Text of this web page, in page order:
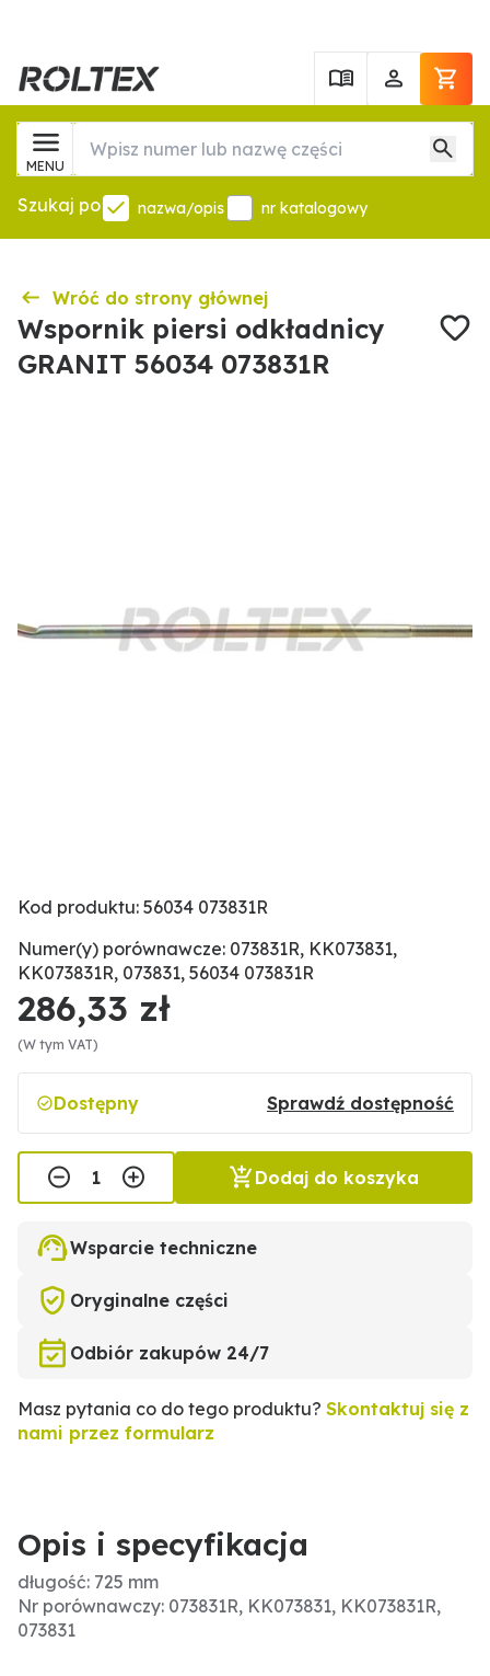
MENU
Szukaj po nazwa/opis nr katalogowy
Wróć do strony głównej
Wspornik piersi odkładnicy
GRANIT 56034 073831R
Kod produktu: 56034 073831R
Numer(y) porównawcze: 073831R, KK073831,
KK073831R, 073831, 56034 073831R
286,33 zł
(W tym VAT)
Dostępny Sprawdź dostępność
Dodaj do koszyka
Wsparcie techniczne
Oryginalne części
Odbiór zakupów 24/7
Masz pytania co do tego produktu? Skontaktuj się z
nami przez formularz
Opis i specyfikacja
długość: 725 mm
Nr porównawczy: 073831R, KK073831, KK073831R,
073831